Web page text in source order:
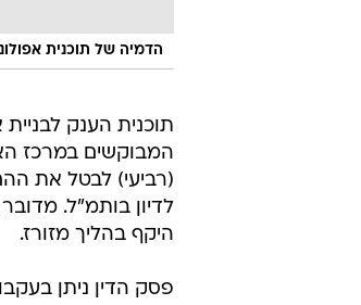
הדמיה של תוכנית
תוכנית הענק
המבוקשים במרכז
(רביעי) לבטל את
לדיון בותמ"ל.
היקף בהליך מזורז.
פסק הדין ניתן